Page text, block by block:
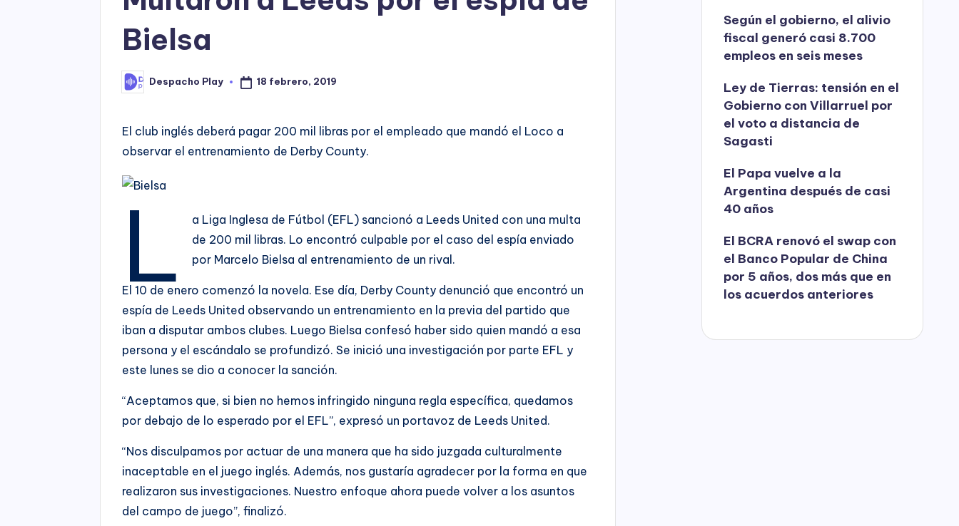
y
Bielsa
Posted
by
Despacho Play 18 febrero, 2019
El club inglés deberá pagar 200 mil libras por el empleado que mandó el Loco a
observar el entrenamiento de Derby County.
L
a Liga Inglesa de Fútbol (EFL) sancionó a Leeds United con una multa
de 200 mil libras. Lo encontró culpable por el caso del espía enviado
por Marcelo Bielsa al entrenamiento de un rival.
El 10 de enero comenzó la novela. Ese día, Derby County denunció que encontró un
espía de Leeds United observando un entrenamiento en la previa del partido que
iban a disputar ambos clubes. Luego Bielsa confesó haber sido quien mandó a esa
persona y el escándalo se profundizó. Se inició una investigación por parte EFL y
este lunes se dio a conocer la sanción.
“Aceptamos que, si bien no hemos infringido ninguna regla específica, quedamos
por debajo de lo esperado por el EFL”, expresó un portavoz de Leeds United.
“Nos disculpamos por actuar de una manera que ha sido juzgada culturalmente
inaceptable en el juego inglés. Además, nos gustaría agradecer por la forma en que
realizaron sus investigaciones. Nuestro enfoque ahora puede volver a los asuntos
del campo de juego”, finalizó.
Según el gobierno, el alivio
fiscal generó casi 8.700
empleos en seis meses
Ley de Tierras: tensión en el
Gobierno con Villarruel por
el voto a distancia de
Sagasti
El Papa vuelve a la
Argentina después de casi
40 años
El BCRA renovó el swap con
el Banco Popular de China
por 5 años, dos más que en
los acuerdos anteriores